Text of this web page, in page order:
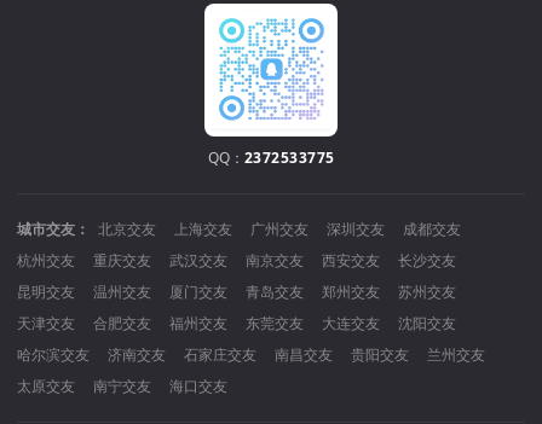
QQ： 2372533775
城市交友： 北京交友 上海交友 广州交友 深圳交友
成都交友
杭州交友
重庆交友 武汉交友 南京交友 西安交友
长沙交友
昆明交友
温州交友 厦门交友 青岛交友 郑州交友
苏州交友
天津交友
合肥交友 福州交友 东莞交友 大连交友
沈阳交友
哈尔滨交友
济南交友 石家庄交友 南昌交友 贵阳交友
兰州交友
太原交友
南宁交友 海口交友